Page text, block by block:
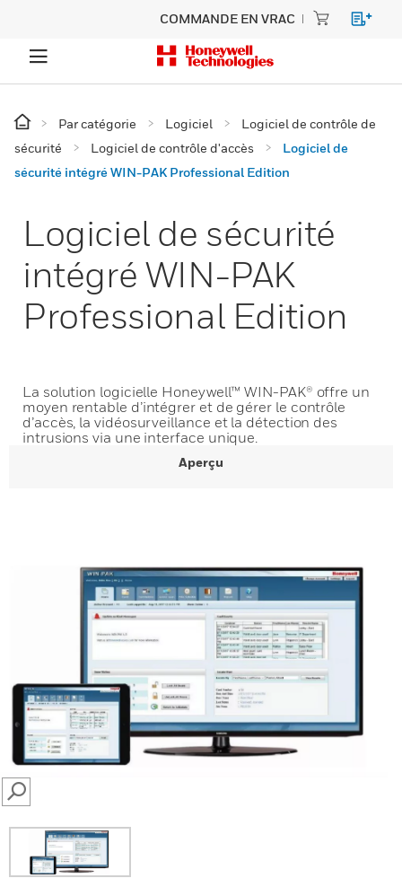
COMMANDE EN VRAC
Par catégorie Logiciel
Logiciel de contrôle de
sécurité
Logiciel de contrôle d'accès
Logiciel de
sécurité intégré WIN-PAK Professional Edition
Logiciel de sécurité
intégré WIN-PAK
Professional Edition
La solution logicielle Honeywell™ WIN-PAK® offre un
moyen rentable d’intégrer et de gérer le contrôle
d’accès, la vidéosurveillance et la détection des
intrusions via une interface unique.
Aperçu
SEARCH